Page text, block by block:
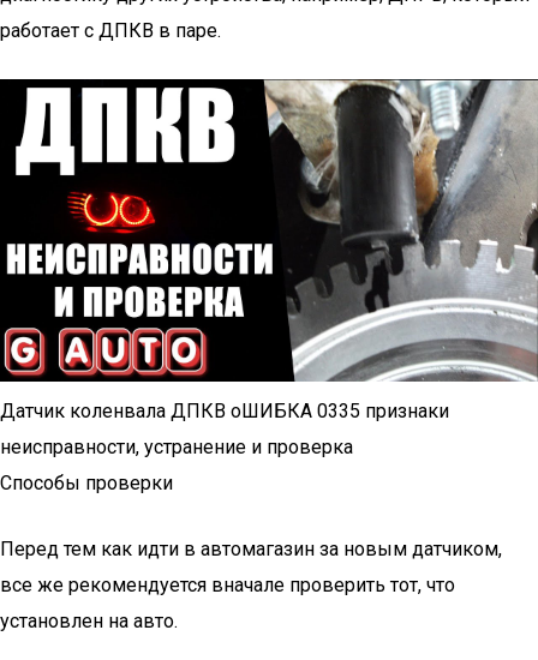
работает с ДПКВ в паре.
Датчик коленвала ДПКВ оШИБКА 0335 признаки
неисправности, устранение и проверка
Способы проверки
Перед тем как идти в автомагазин за новым датчиком,
все же рекомендуется вначале проверить тот, что
установлен на авто.